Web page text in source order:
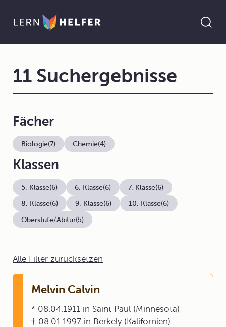
Alle Filter zurücksetzen
Melvin Calvin
* 08.04.1911 in Saint Paul (Minnesota)
† 08.01.1997 in Berkely (Kalifornien)
11 Suchergebnisse
Fächer
Biologie(7) Chemie(4)
Klassen
5. Klasse(6) 6. Klasse(6) 7. Klasse(6)
8. Klasse(6) 9. Klasse(6) 10. Klasse(6)
Oberstufe/Abitur(5)